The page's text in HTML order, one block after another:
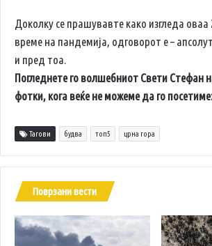
Доколку се прашувавте како изгледа оваа
време на пандемија, одговорот е –
и пред тоа.
Погледнете го волшебниот Свети Стефан
фотки, кога веќе не можеме да го посетиме:
Тагови будва топ5 црна гора
Поврзани вести